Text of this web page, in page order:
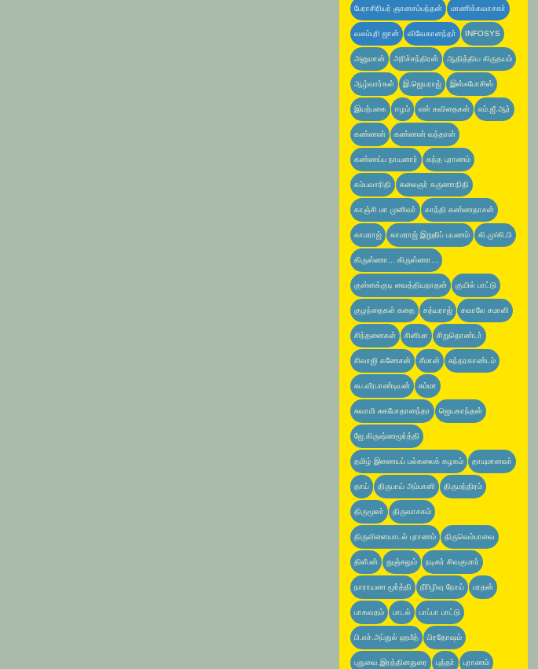
பேராசிரியர் ஞானசம்பந்தன் மாணிக்கவாசகா்
வலம்புரி ஜான் விவேகானந்தா் INFOSYS
அனுமான் அரிச்சந்திரன் ஆதித்திய கிருதயம்
ஆழ்வார்கள் இ.ஜெயராஜ் இன்ஃபோசிஸ்
இயற்பகை ஈழம் என் கவிதைகள் எம்.ஜீ.ஆர்
கண்ணன் கண்ணன் வந்தான்
கண்ணப்ப நாயனார் கந்த புராணம்
கம்பவாரிதி கலைஞர் கருணாநிதி
காஞ்சி மா முனிவா் காந்தி கண்ணதாசன்
காமராஜ் காமராஜ் இறுதிப் பயணம் கி.மு/கி.பி
கிருஸ்ணா... கிருஸ்ணா...
குன்னக்குடி வைத்தியநாதன் குயில் பாட்டு
குழந்தைகள் கதை சத்யராஜ் சவாலே சமாளி
சிந்தனைகள் சினிமா சிறுதொண்டா்
சிவாஜி கணேசன் சீமான் சுந்தரகாண்டம்
சுப.வீரபாண்டியன் சும்மா
சுவாமி சுகபோதானந்தா ஜெயகாந்தன்
ஜே.கிருஷ்ணமூர்த்தி
தமிழ் இணையப் பல்கலைக் கழகம் தாயுமானவா்
தாய் திருபாய் அம்பானி திருமந்திரம்
திருமூலா் திருவாசகம்
திருவிளையாடல் புராணம் திருவெம்பாவை
திலீபன் துஞ்சலும் நடிகர் சிவகுமார்
நாராயண மூர்த்தி நீரிழிவு நோய் பரதன்
பாகவதம் பாடல் பாப்பா பாட்டு
பி.எச்.அப்துல் ஹமீத் பிரதோஷம்
புதுவை.இரத்தினதுரை புத்தா் புராணம்